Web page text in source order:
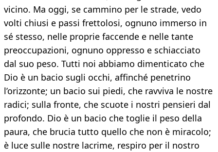
vicino. Ma oggi, se cammino per le strade, vedo
volti chiusi e passi frettolosi, ognuno immerso in
sé stesso, nelle proprie faccende e nelle tante
preoccupazioni, ognuno oppresso e schiacciato
dal suo peso. Tutti noi abbiamo dimenticato che
Dio è un bacio sugli occhi, affinché penetrino
l’orizzonte; un bacio sui piedi, che ravviva le nostre
radici; sulla fronte, che scuote i nostri pensieri dal
profondo. Dio è un bacio che toglie il peso della
paura, che brucia tutto quello che non è miracolo;
è luce sulle nostre lacrime, respiro per il nostro